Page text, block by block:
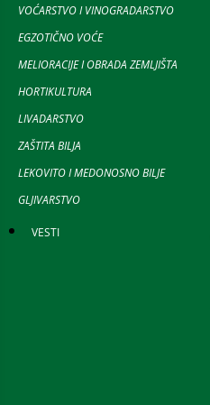
VOĆARSTVO I VINOGRADARSTVO
EGZOTIČNO VOĆE
MELIORACIJE I OBRADA ZEMLJIŠTA
HORTIKULTURA
LIVADARSTVO
ZAŠTITA BILJA
LEKOVITO I MEDONOSNO BILJE
GLJIVARSTVO
VESTI